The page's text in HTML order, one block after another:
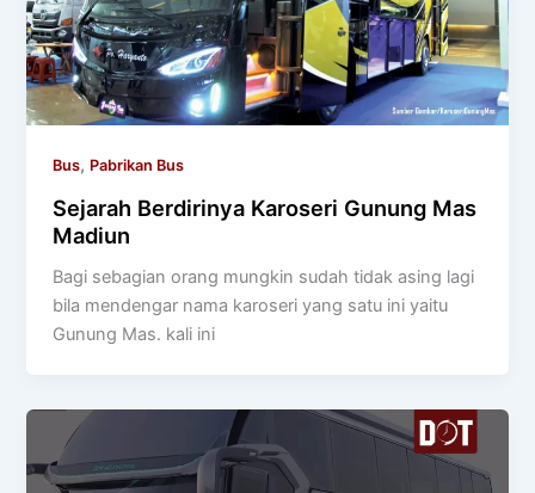
Bus, Pabrikan Bus
Sejarah Berdirinya Karoseri Gunung Mas
Madiun
Bagi sebagian orang mungkin sudah tidak asing lagi
bila mendengar nama karoseri yang satu ini yaitu
Gunung Mas. kali ini